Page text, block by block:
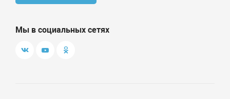
Мы в социальных сетях